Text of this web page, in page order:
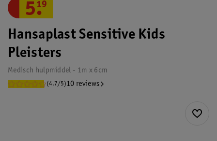
Hansaplast Sensitive Kids
Pleisters
Medisch hulpmiddel - 1m x 6cm
(4.7/5)10 reviews
5.
19